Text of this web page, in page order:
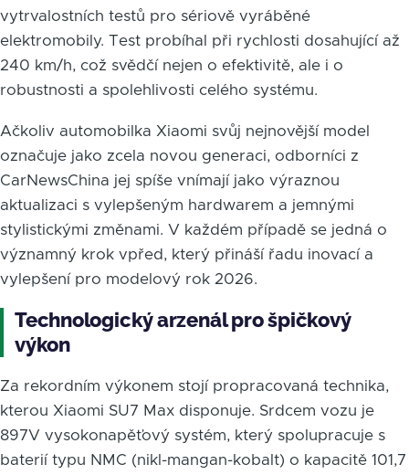
vytrvalostních testů pro sériově vyráběné
elektromobily. Test probíhal při rychlosti dosahující až
240 km/h, což svědčí nejen o efektivitě, ale i o
robustnosti a spolehlivosti celého systému.
Ačkoliv automobilka Xiaomi svůj nejnovější model
označuje jako zcela novou generaci, odborníci z
CarNewsChina jej spíše vnímají jako výraznou
aktualizaci s vylepšeným hardwarem a jemnými
stylistickými změnami. V každém případě se jedná o
významný krok vpřed, který přináší řadu inovací a
vylepšení pro modelový rok 2026.
Technologický arzenál pro špičkový
výkon
Za rekordním výkonem stojí propracovaná technika,
kterou Xiaomi SU7 Max disponuje. Srdcem vozu je
897V vysokonapěťový systém, který spolupracuje s
baterií typu NMC (nikl-mangan-kobalt) o kapacitě 101,7